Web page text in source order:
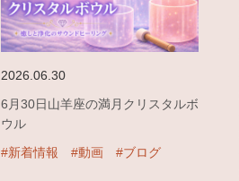
2026.06.30
6月30日山羊座の満月クリスタルボ
ウル
#新着情報
#動画 #ブログ